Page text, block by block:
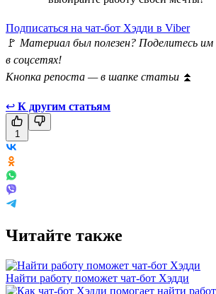
Подписаться на чат-бот Хэдди в Viber
🚩 Материал был полезен? Поделитесь им
в соцсетях!
Кнопка репоста — в шапке статьи ⏫
↩ К другим статьям
1
Читайте также
Найти работу поможет чат-бот Хэдди